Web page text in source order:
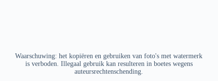
Waarschuwing: het kopiëren en gebruiken van foto's met watermerk
is verboden. Illegaal gebruik kan resulteren in boetes wegens
auteursrechtenschending.